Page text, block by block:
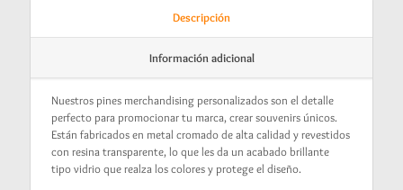
Descripción
Información adicional
Nuestros pines merchandising personalizados son el detalle
perfecto para promocionar tu marca, crear souvenirs únicos.
Están fabricados en metal cromado de alta calidad y revestidos
con resina transparente, lo que les da un acabado brillante
tipo vidrio que realza los colores y protege el diseño.